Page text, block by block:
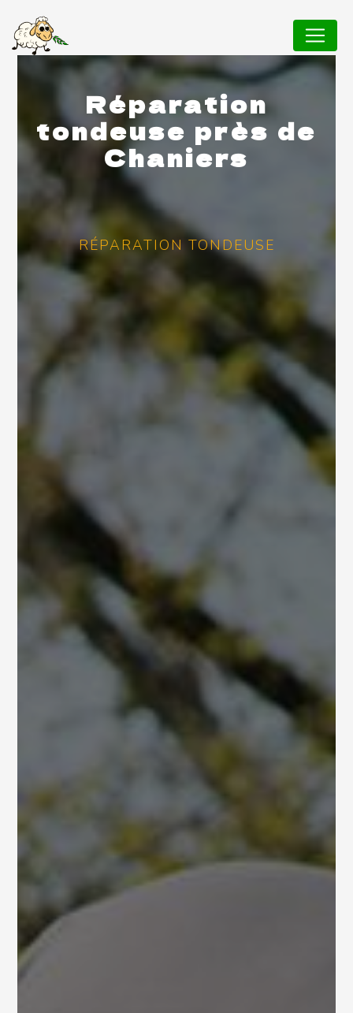
Réparation
tondeuse près de
Chaniers
RÉPARATION TONDEUSE